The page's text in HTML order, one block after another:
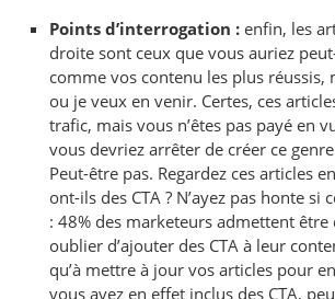
Points d’interrogation : enfin, les
droite sont ceux que vous auriez
comme vos contenu les plus réussis,
ou je veux en venir. Certes, ces
trafic, mais vous n’êtes pas payé en
vous devriez arrêter de créer ce
Peut-être pas. Regardez ces articles
ont-ils des CTA ? N’ayez pas honte si
: 48% des marketeurs admettent
oublier d’ajouter des CTA à leur
qu’à mettre à jour vos articles pour
vous avez en effet inclus des CTA,